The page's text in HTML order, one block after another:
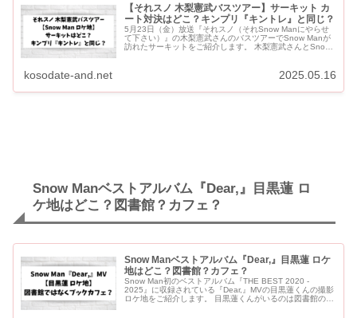
【それスノ 木梨憲武バスツアー】サーキット カ
ート対決はどこ？キンプリ『キントレ』と同じ？
5月23日（金）放送『それスノ（それSnow Manにやらせ
て下さい）』の木梨憲武さんのバスツアーでSnow Manが
訪れたサーキットをご紹介します。 木梨憲武さんとSnow
kosodate-and.net 2025.05.16
Snow Manベストアルバム『Dear,』目黒蓮 ロ
ケ地はどこ？図書館？カフェ？
Snow Manベストアルバム『Dear,』目黒蓮 ロケ
地はどこ？図書館？カフェ？
Snow Man初のベストアルバム『THE BEST 2020 -
2025』に収録されている『Dear,』MVの目黒蓮くんの撮影
ロケ地をご紹介します。 目黒蓮くんがいるのは図書館のよ